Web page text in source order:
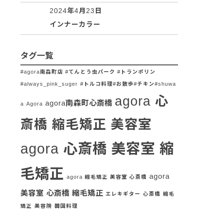
2024年4月23日
インナーカラー
タグ一覧
#agora南森町店 #てんとう虫パーク #トランポリン
#always_pink_suger #トルコ料理#お散歩#チキン#shuwa
a Agora agora南森町心斎橋 agora 心
斎橋 縮毛矯正 美容室
agora 心斎橋 美容室 縮
毛矯正 agora 縮毛矯正 美容室 心斎橋 agora
美容室 心斎橋 縮毛矯正 エレキギター 心斎橋 縮毛
矯正 美容院 韓国料理